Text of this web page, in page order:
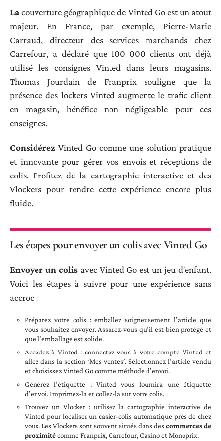
Lacouverture géographique de Vinted Go est un atout
majeur. En France, par exemple, Pierre-Marie
Carraud, directeur des services marchands chez
Carrefour, a déclaré que 100 000 clients ont déjà
utilisé les consignes Vinted dans leurs magasins.
Thomas Jourdain de Franprix souligne que la
présence des lockers Vinted augmente le trafic client
en magasin, bénéfice non négligeable pour ces
enseignes.
Considérez Vinted Go comme une solution pratique
et innovante pour gérer vos envois et réceptions de
colis. Profitez de la cartographie interactive et des
Vlockers pour rendre cette expérience encore plus
fluide.
Les étapes pour envoyer un colis avec Vinted Go
Envoyer un colisavec Vinted Go est un jeu d’enfant.
Voici les étapes à suivre pour une expérience sans
accroc :
Préparez votre colis : emballez soigneusement l’article que
vous souhaitez envoyer. Assurez-vous qu’il est bien protégé et
que l’emballage est solide.
Accédez à Vinted : connectez-vous à votre compte Vinted et
allez dans la section ‘Mes ventes’. Sélectionnez l’article vendu
et choisissez Vinted Go comme méthode d’envoi.
Générez l’étiquette : Vinted vous fournira une étiquette
d’envoi. Imprimez-la et collez-la sur votre colis.
Trouvez un Vlocker : utilisez la cartographie interactive de
Vinted pour localiser un casier-colis automatique près de chez
vous. Les Vlockers sont souvent situés dans descommerces de
proximitécomme Franprix, Carrefour, Casino et Monoprix.